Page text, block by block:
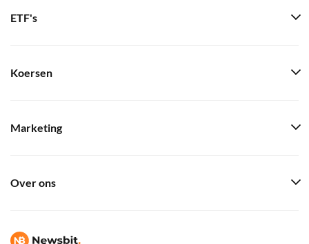
ETF's
Koersen
Marketing
Over ons